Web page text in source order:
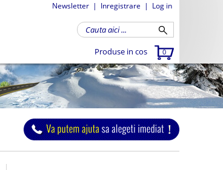
Newsletter | Inregistrare | Log in
Produse in cos 0